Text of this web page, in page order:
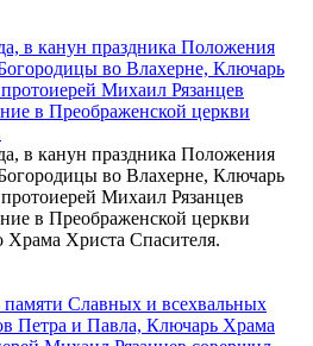
в канун праздника Положения
во Влахерне, Ключарь
Михаил Рязанцев
в Преображенской церкви
в канун праздника Положения
во Влахерне, Ключарь
Михаил Рязанцев
в Преображенской церкви
Храма Христа Спасителя.
памяти Славных и всехвальных
Петра и Павла, Ключарь Храма